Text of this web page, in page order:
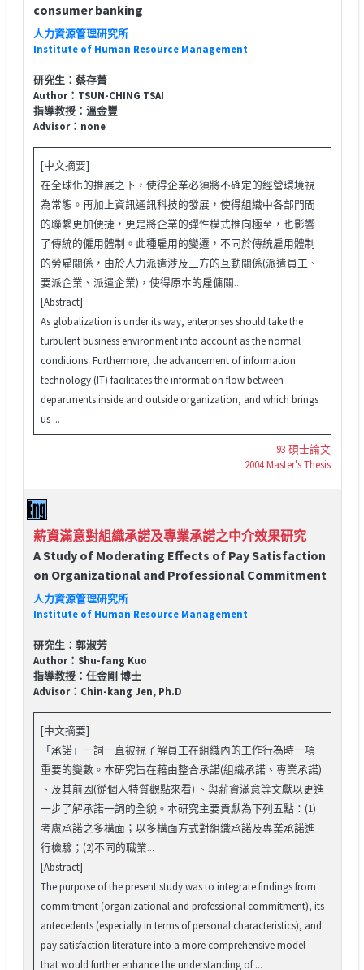
consumer banking
人力資源管理研究所
Institute of Human Resource Management
研究生：蔡存菁
Author：TSUN-CHING TSAI
指導教授：溫金豐
Advisor：none
[中文摘要]
在全球化的推展之下，使得企業必須將不確定的經營環境視
為常態。再加上資訊通訊科技的發展，使得組織中各部門間
的聯繫更加便捷，更是將企業的彈性模式推向極至，也影響
了傳統的僱用體制。此種雇用的變遷，不同於傳統雇用體制
的勞雇關係，由於人力派遣涉及三方的互動關係(派遣員工、
要派企業、派遣企業)，使得原本的雇傭關...
[Abstract]
As globalization is under its way, enterprises should take the
turbulent business environment into account as the normal
conditions. Furthermore, the advancement of information
technology (IT) facilitates the information flow between
departments inside and outside organization, and which brings
us ...
93 碩士論文
2004 Master's Thesis
薪資滿意對組織承諾及專業承諾之中介效果研究
A Study of Moderating Effects of Pay Satisfaction
on Organizational and Professional Commitment
人力資源管理研究所
Institute of Human Resource Management
研究生：郭淑芳
Author：Shu-fang Kuo
指導教授：任金剛 博士
Advisor：Chin-kang Jen, Ph.D
[中文摘要]
「承諾」一詞一直被視了解員工在組織內的工作行為時一項
重要的變數。本研究旨在藉由整合承諾(組織承諾、專業承諾)
、及其前因(從個人特質觀點來看) 、與薪資滿意等文獻以更進
一步了解承諾一詞的全貌。本研究主要貢獻為下列五點：(1)
考慮承諾之多構面；以多構面方式對組織承諾及專業承諾進
行檢驗；(2)不同的職業...
[Abstract]
The purpose of the present study was to integrate findings from
commitment (organizational and professional commitment), its
antecedents (especially in terms of personal characteristics), and
pay satisfaction literature into a more comprehensive model
that would further enhance the understanding of ...